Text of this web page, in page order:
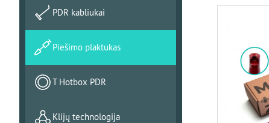
PDR kabliukai
Piešimo plaktukas
T Hotbox PDR
Klijų technologija